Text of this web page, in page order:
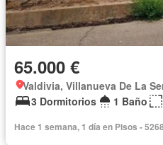
65.000 €
Valdivia, Villanueva De La
3 Dormitorios
1 Baño
Hace 1 semana, 1 día en Pisos -